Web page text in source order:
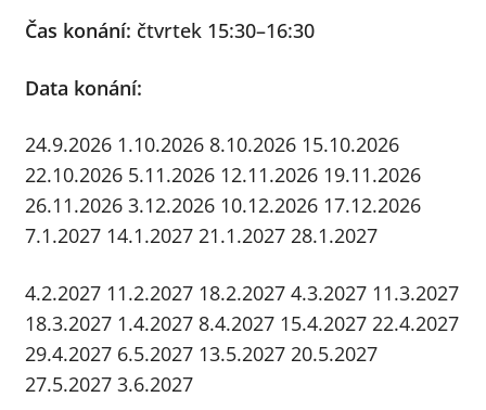
Novinky
Kontakt
Čas konání: čtvrtek 15:30–16:30
Data konání:
24.9.2026 1.10.2026 8.10.2026 15.10.2026
22.10.2026 5.11.2026 12.11.2026 19.11.2026
26.11.2026 3.12.2026 10.12.2026 17.12.2026
7.1.2027 14.1.2027 21.1.2027 28.1.2027
4.2.2027 11.2.2027 18.2.2027 4.3.2027 11.3.2027
18.3.2027 1.4.2027 8.4.2027 15.4.2027 22.4.2027
29.4.2027 6.5.2027 13.5.2027 20.5.2027
27.5.2027 3.6.2027